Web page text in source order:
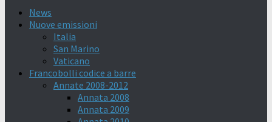
News
Nuove emissioni
Italia
San Marino
Vaticano
Francobolli codice a barre
Annate 2008-2012
Annata 2008
Annata 2009